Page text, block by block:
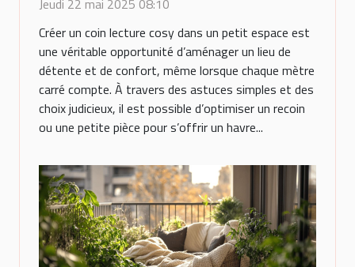
Créer un coin lecture cosy dans un petit espace est
une véritable opportunité d’aménager un lieu de
détente et de confort, même lorsque chaque mètre
carré compte. À travers des astuces simples et des
choix judicieux, il est possible d’optimiser un recoin
ou une petite pièce pour s’offrir un havre...